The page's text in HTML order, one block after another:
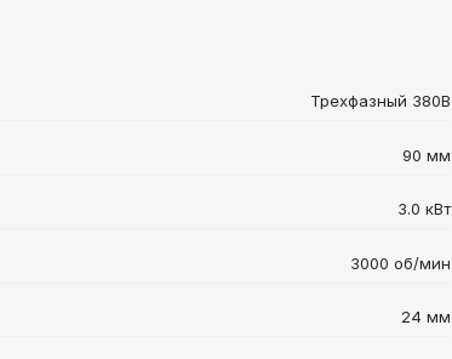
Трехфазный 380В
90 мм
3.0 кВт
3000 об/мин
24 мм